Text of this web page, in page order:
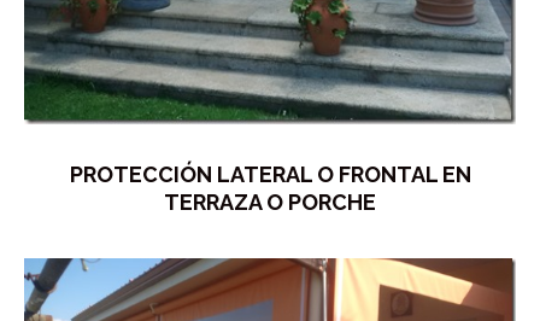
PROTECCIÓN LATERAL O FRONTAL EN
TERRAZA O PORCHE